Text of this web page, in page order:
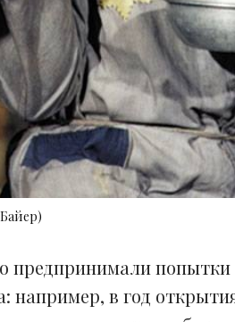
предпринимали попытки
например, в год